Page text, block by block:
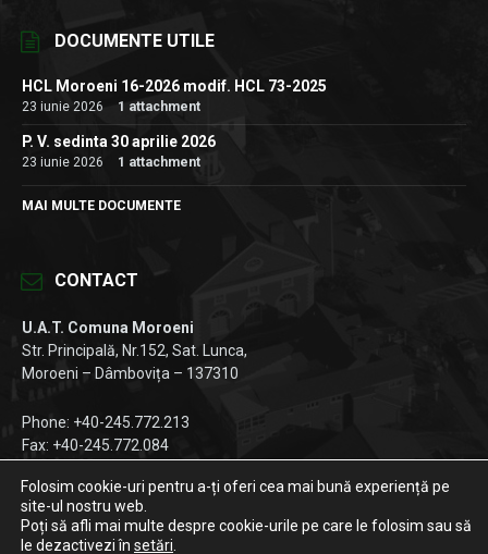
DOCUMENTE UTILE
HCL Moroeni 16-2026 modif. HCL 73-2025
23 iunie 2026 1 attachment
P. V. sedinta 30 aprilie 2026
23 iunie 2026 1 attachment
MAI MULTE DOCUMENTE
CONTACT
U.A.T. Comuna Moroeni
Str. Principală, Nr.152, Sat. Lunca,
Moroeni – Dâmbovița – 137310
Phone: +40-245.772.213
Fax: +40-245.772.084
FacebookInstagramLinkedIn
Folosim cookie-uri pentru a-ți oferi cea mai bună experiență pe
site-ul nostru web.
Poți să afli mai multe despre cookie-urile pe care le folosim sau să
le dezactivezi în setări